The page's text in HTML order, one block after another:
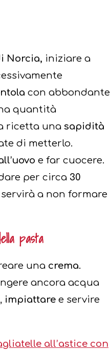
Norcia, iniziare a
con abbondante
quantità
ricetta una sapidità
di metterlo.
e far cuocere.
per circa 30
a non formare
pasta
una crema.
ancora acqua
impiattare e servire
all’astice con